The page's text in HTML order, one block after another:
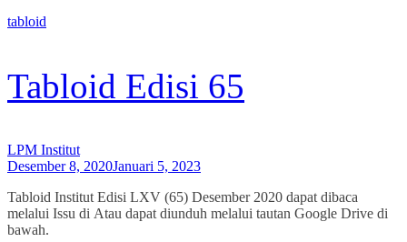
tabloid
Tabloid Edisi 65
LPM Institut
Desember 8, 2020Januari 5, 2023
Tabloid Institut Edisi LXV (65) Desember 2020 dapat dibaca
melalui Issu di Atau dapat diunduh melalui tautan Google Drive di
bawah.